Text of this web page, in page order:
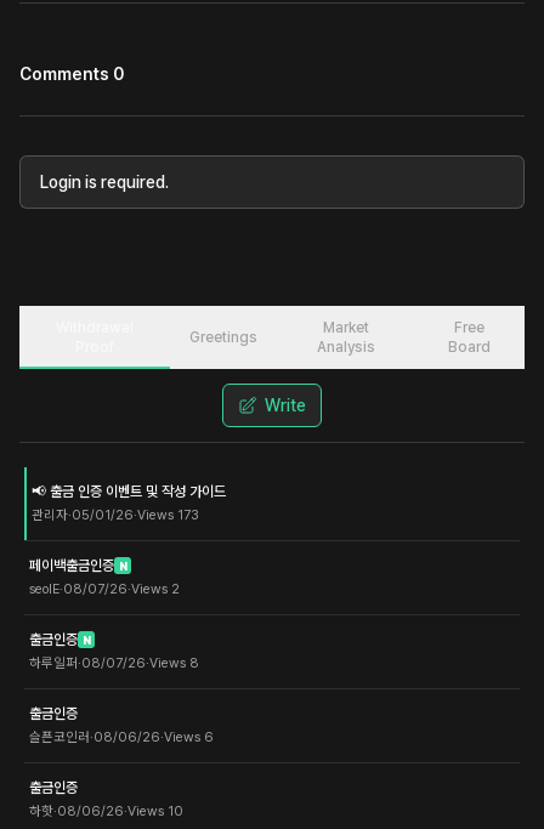
Comments 0
Login is required.
Greetings
Market
Analysis
Free
Board
Write
📢 출금 인증 이벤트 및 작성 가이드
관리자·05/01/26·Views 173
페이백출금인증 N
seolE·08/07/26·Views 2
출금인증 N
하루일퍼·08/07/26·Views 8
출금인증
슬픈코인러·08/06/26·Views 6
출금인증
하핫·08/06/26·Views 10